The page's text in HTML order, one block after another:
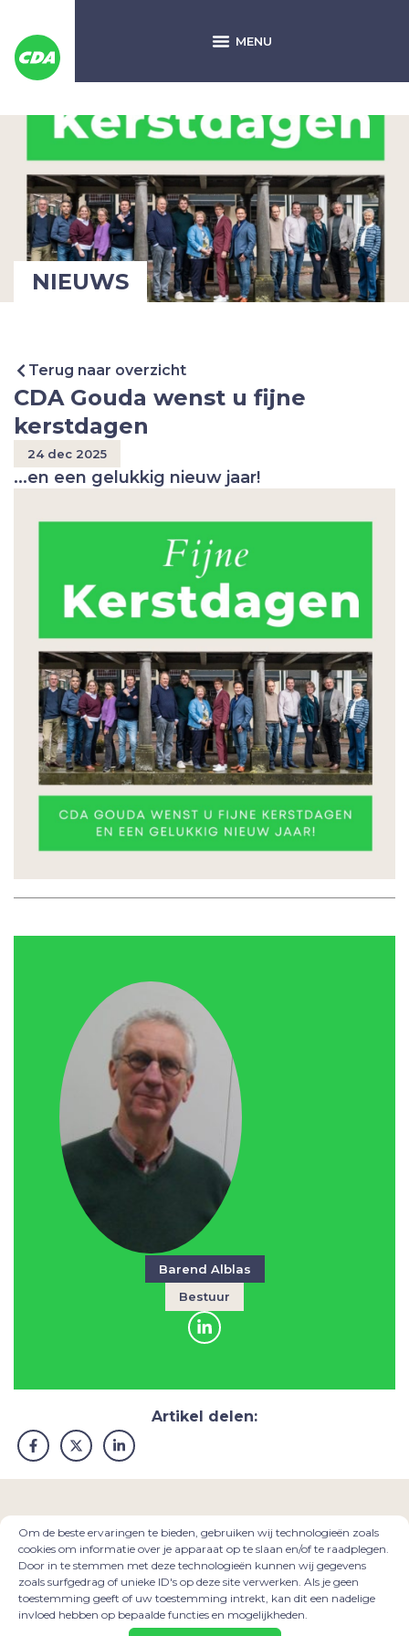
Om de beste ervaringen te bieden, gebruiken wij technologieën zoals
cookies om informatie over je apparaat op te slaan en/of te raadplegen.
Door in te stemmen met deze technologieën kunnen wij gegevens
zoals surfgedrag of unieke ID's op deze site verwerken. Als je geen
toestemming geeft of uw toestemming intrekt, kan dit een nadelige
invloed hebben op bepaalde functies en mogelijkheden.
NIEUWS
Terug naar overzicht
CDA Gouda wenst u fijne
kerstdagen
24 dec 2025
...en een gelukkig nieuw jaar!
Barend Alblas
Bestuur
Artikel delen:
VOLG ONSEN BLIJF OP DE